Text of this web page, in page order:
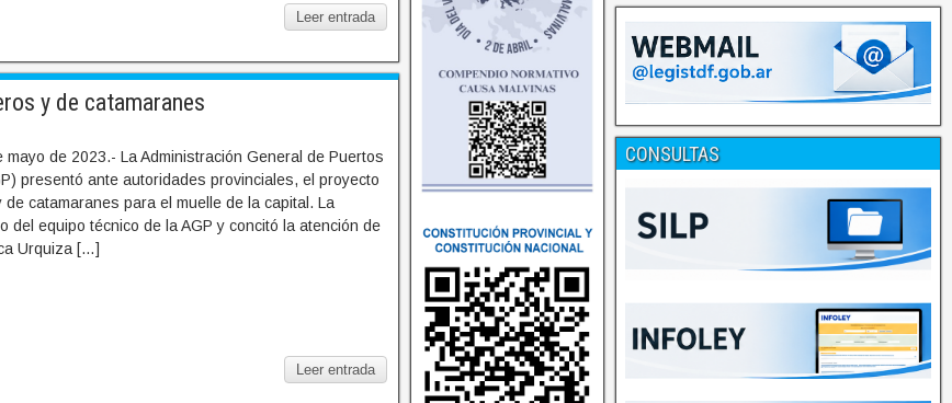
Leer entrada
y de catamaranes
de 2023.- La Administración General de Puertos
presentó ante autoridades provinciales, el proyecto
catamaranes para el muelle de la capital. La
del equipo técnico de la AGP y concitó la atención de
Urquiza […]
Leer entrada
CONSULTAS